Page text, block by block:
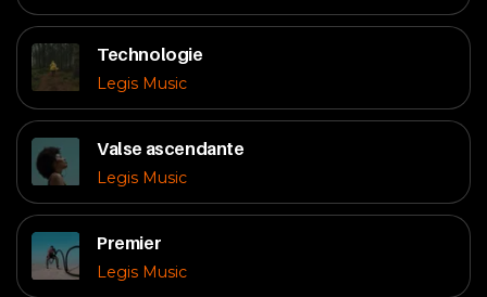
Technologie
Legis Music
Valse ascendante
Legis Music
Premier
Legis Music